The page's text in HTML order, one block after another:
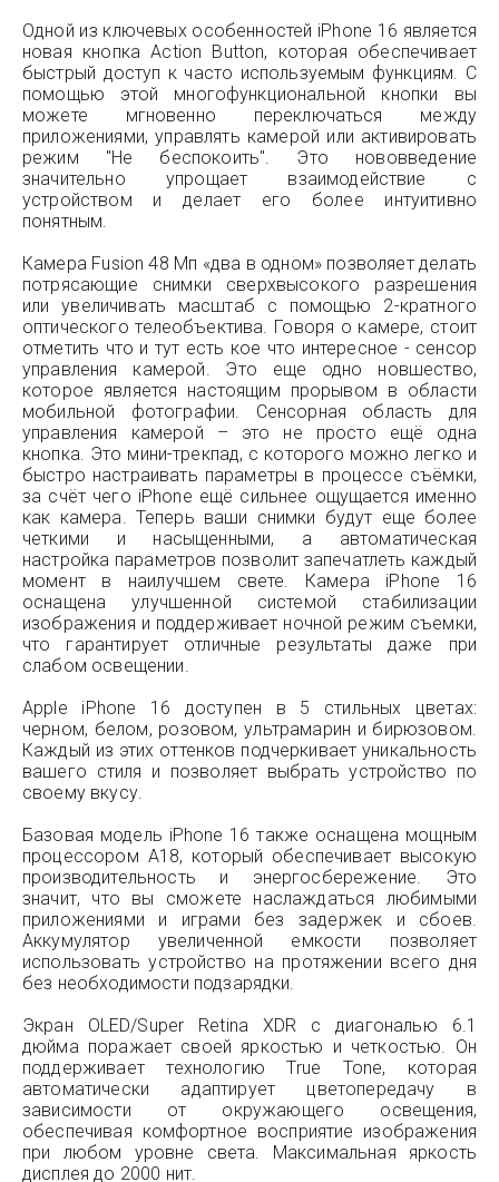
Одной из ключевых особенностей iPhone 16 является
новая кнопка Action Button, которая обеспечивает
быстрый доступ к часто используемым функциям. С
помощью этой многофункциональной кнопки вы
можете мгновенно переключаться между
приложениями, управлять камерой или активировать
режим "Не беспокоить". Это нововведение
значительно упрощает взаимодействие с
устройством и делает его более интуитивно
понятным.
Камера Fusion 48 Мп «два в одном» позволяет делать
потрясающие снимки сверхвысокого разрешения
или увеличивать масштаб с помощью 2-кратного
оптического телеобъектива. Говоря о камере, стоит
отметить что и тут есть кое что интересное - сенсор
управления камерой. Это еще одно новшество,
которое является настоящим прорывом в области
мобильной фотографии. Сенсорная область для
управления камерой – это не просто ещё одна
кнопка. Это мини-трекпад, с которого можно легко и
быстро настраивать параметры в процессе съёмки,
за счёт чего iPhone ещё сильнее ощущается именно
как камера. Теперь ваши снимки будут еще более
четкими и насыщенными, а автоматическая
настройка параметров позволит запечатлеть каждый
момент в наилучшем свете. Камера iPhone 16
оснащена улучшенной системой стабилизации
изображения и поддерживает ночной режим съемки,
что гарантирует отличные результаты даже при
слабом освещении.
Apple iPhone 16 доступен в 5 стильных цветах:
черном, белом, розовом, ультрамарин и бирюзовом.
Каждый из этих оттенков подчеркивает уникальность
вашего стиля и позволяет выбрать устройство по
своему вкусу.
Базовая модель iPhone 16 также оснащена мощным
процессором A18, который обеспечивает высокую
производительность и энергосбережение. Это
значит, что вы сможете наслаждаться любимыми
приложениями и играми без задержек и сбоев.
Аккумулятор увеличенной емкости позволяет
использовать устройство на протяжении всего дня
без необходимости подзарядки.
Экран OLED/Super Retina XDR с диагональю 6.1
дюйма поражает своей яркостью и четкостью. Он
поддерживает технологию True Tone, которая
автоматически адаптирует цветопередачу в
зависимости от окружающего освещения,
обеспечивая комфортное восприятие изображения
при любом уровне света. Максимальная яркость
дисплея до 2000 нит.